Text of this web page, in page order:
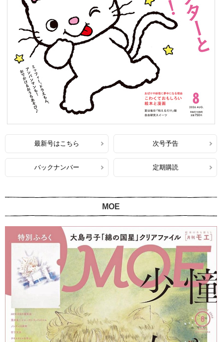
最新号はこちら 次号予告
バックナンバー 定期購読
MOE